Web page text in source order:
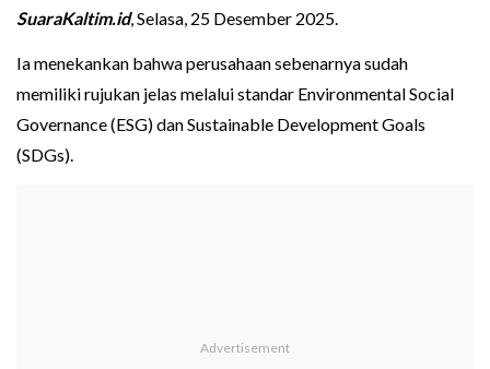
SuaraKaltim.id, Selasa, 25 Desember 2025.
Ia menekankan bahwa perusahaan sebenarnya sudah
memiliki rujukan jelas melalui standar Environmental Social
Governance (ESG) dan Sustainable Development Goals
(SDGs).